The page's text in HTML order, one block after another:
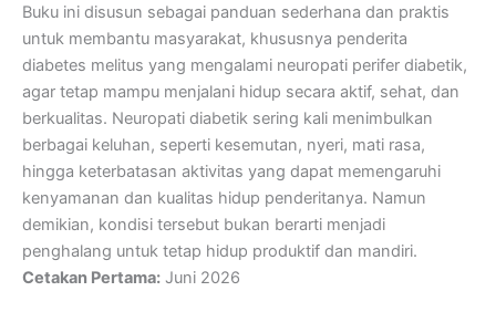
Buku ini disusun sebagai panduan sederhana dan praktis
untuk membantu masyarakat, khususnya penderita
diabetes melitus yang mengalami neuropati perifer diabetik,
agar tetap mampu menjalani hidup secara aktif, sehat, dan
berkualitas. Neuropati diabetik sering kali menimbulkan
berbagai keluhan, seperti kesemutan, nyeri, mati rasa,
hingga keterbatasan aktivitas yang dapat memengaruhi
kenyamanan dan kualitas hidup penderitanya. Namun
demikian, kondisi tersebut bukan berarti menjadi
penghalang untuk tetap hidup produktif dan mandiri.
Cetakan Pertama: Juni 2026